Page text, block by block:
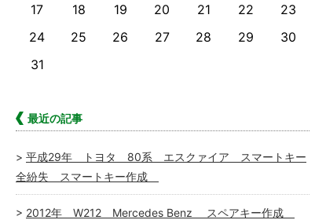
17
18 19 20 21 22
23
24
25 26 27 28 29
30
31
最近の記事
平成29年 トヨタ 80系 エスクァイア スマートキー
全紛失 スマートキー作成
2012年 W212 Mercedes Benz スペアキー作成